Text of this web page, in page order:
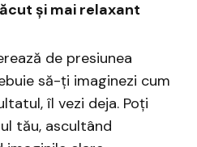
și mai relaxant
de presiunea
să-ți imaginezi cum
îl vezi deja. Poți
tău, ascultând